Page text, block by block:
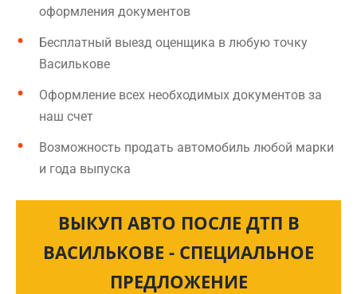
оформления документов
Бесплатный выезд оценщика в любую точку
Василькове
Оформление всех необходимых документов за
наш счет
Возможность продать автомобиль любой марки
и года выпуска
ВЫКУП АВТО ПОСЛЕ ДТП В
ВАСИЛЬКОВЕ - СПЕЦИАЛЬНОЕ
ПРЕДЛОЖЕНИЕ